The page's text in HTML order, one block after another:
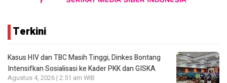
Terkini
Kasus HIV dan TBC Masih Tinggi, Dinkes Bontang
Intensifkan Sosialisasi ke Kader PKK dan GISKA
Agustus 4, 2026 | 2:51 am WIB